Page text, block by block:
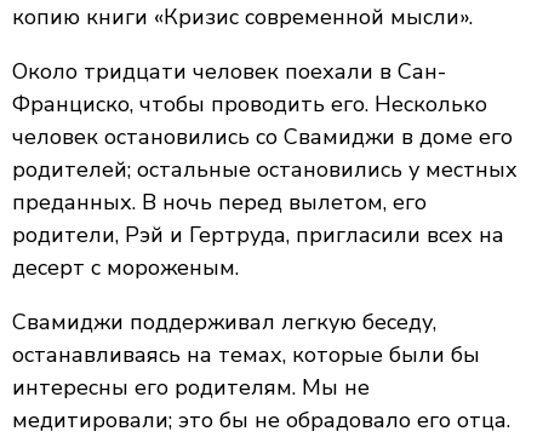
копию книги «Кризис современной мысли».
Около тридцати человек поехали в Сан-
Франциско, чтобы проводить его. Несколько
человек остановились со Свамиджи в доме его
родителей; остальные остановились у местных
преданных. В ночь перед вылетом, его
родители, Рэй и Гертруда, пригласили всех на
десерт с мороженым.
Свамиджи поддерживал легкую беседу,
останавливаясь на темах, которые были бы
интересны его родителям. Мы не
медитировали; это бы не обрадовало его отца.